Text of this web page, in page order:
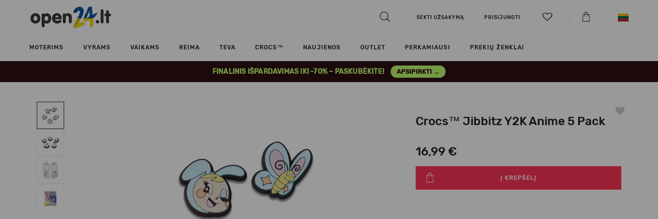
SEKTI UŽSAKYMĄ PRISIJUNGTI
MOTERIMS VYRAMS VAIKAMS REIMA TEVA CROCS™ NAUJIENOS OUTLET PERKAMIAUSI PREKIŲ ŽENKLAI
FINALINIS IŠPARDAVIMAS IKI -70% – PASKUBĖKITE! APSIPIRKTI →
Crocs™ Jibbitz Y2K Anime 5 Pack
16,99 €
Į KREPŠELĮ